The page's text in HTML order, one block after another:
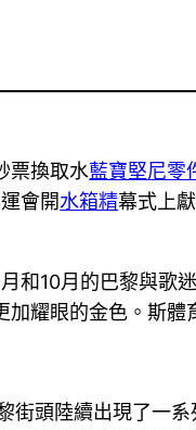
票換取水藍寶堅尼零
會開水箱精幕式上
和10月的巴黎與歌
耀眼的金色。斯體
街頭陸續出現了一